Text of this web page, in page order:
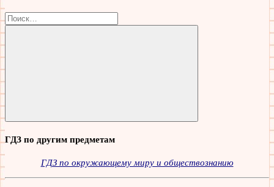
Найти:
Поиск
ГДЗ по другим предметам
ГДЗ по окружающему миру и обществознанию